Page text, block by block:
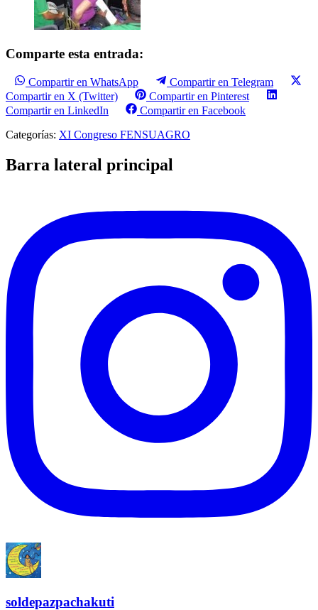
Comparte esta entrada:
Compartir en WhatsApp
Compartir en Telegram
Compartir en X (Twitter)
Compartir en Pinterest
Compartir en LinkedIn
Compartir en Facebook
Categorías: XI Congreso FENSUAGRO
Barra lateral principal
soldepazpachakuti